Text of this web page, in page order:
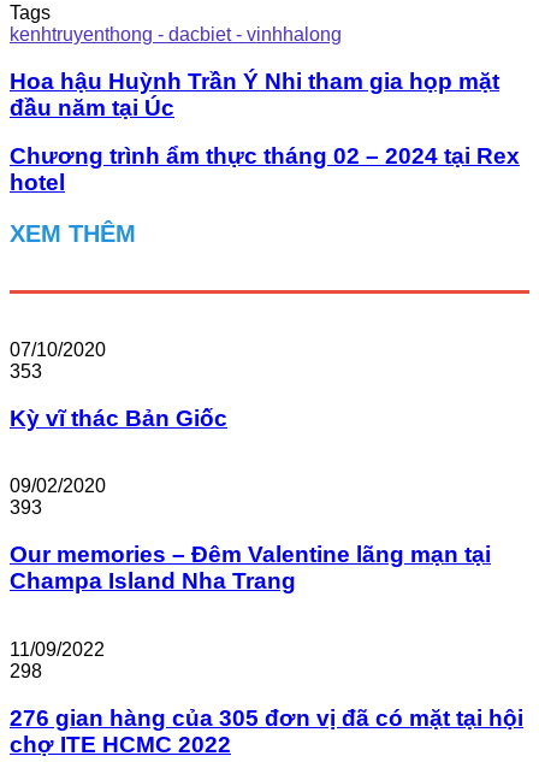
Tags
kenhtruyenthong - dacbiet - vinhhalong
Hoa hậu Huỳnh Trần Ý Nhi tham gia họp mặt
đầu năm tại Úc
Chương trình ẩm thực tháng 02 – 2024 tại Rex
hotel
XEM THÊM
07/10/2020
353
Kỳ vĩ thác Bản Giốc
09/02/2020
393
Our memories – Đêm Valentine lãng mạn tại
Champa Island Nha Trang
11/09/2022
298
276 gian hàng của 305 đơn vị đã có mặt tại hội
chợ ITE HCMC 2022